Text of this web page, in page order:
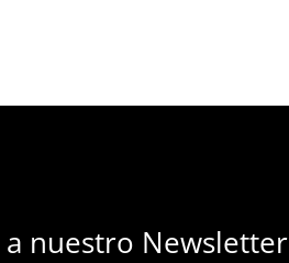
a nuestro Newsletter